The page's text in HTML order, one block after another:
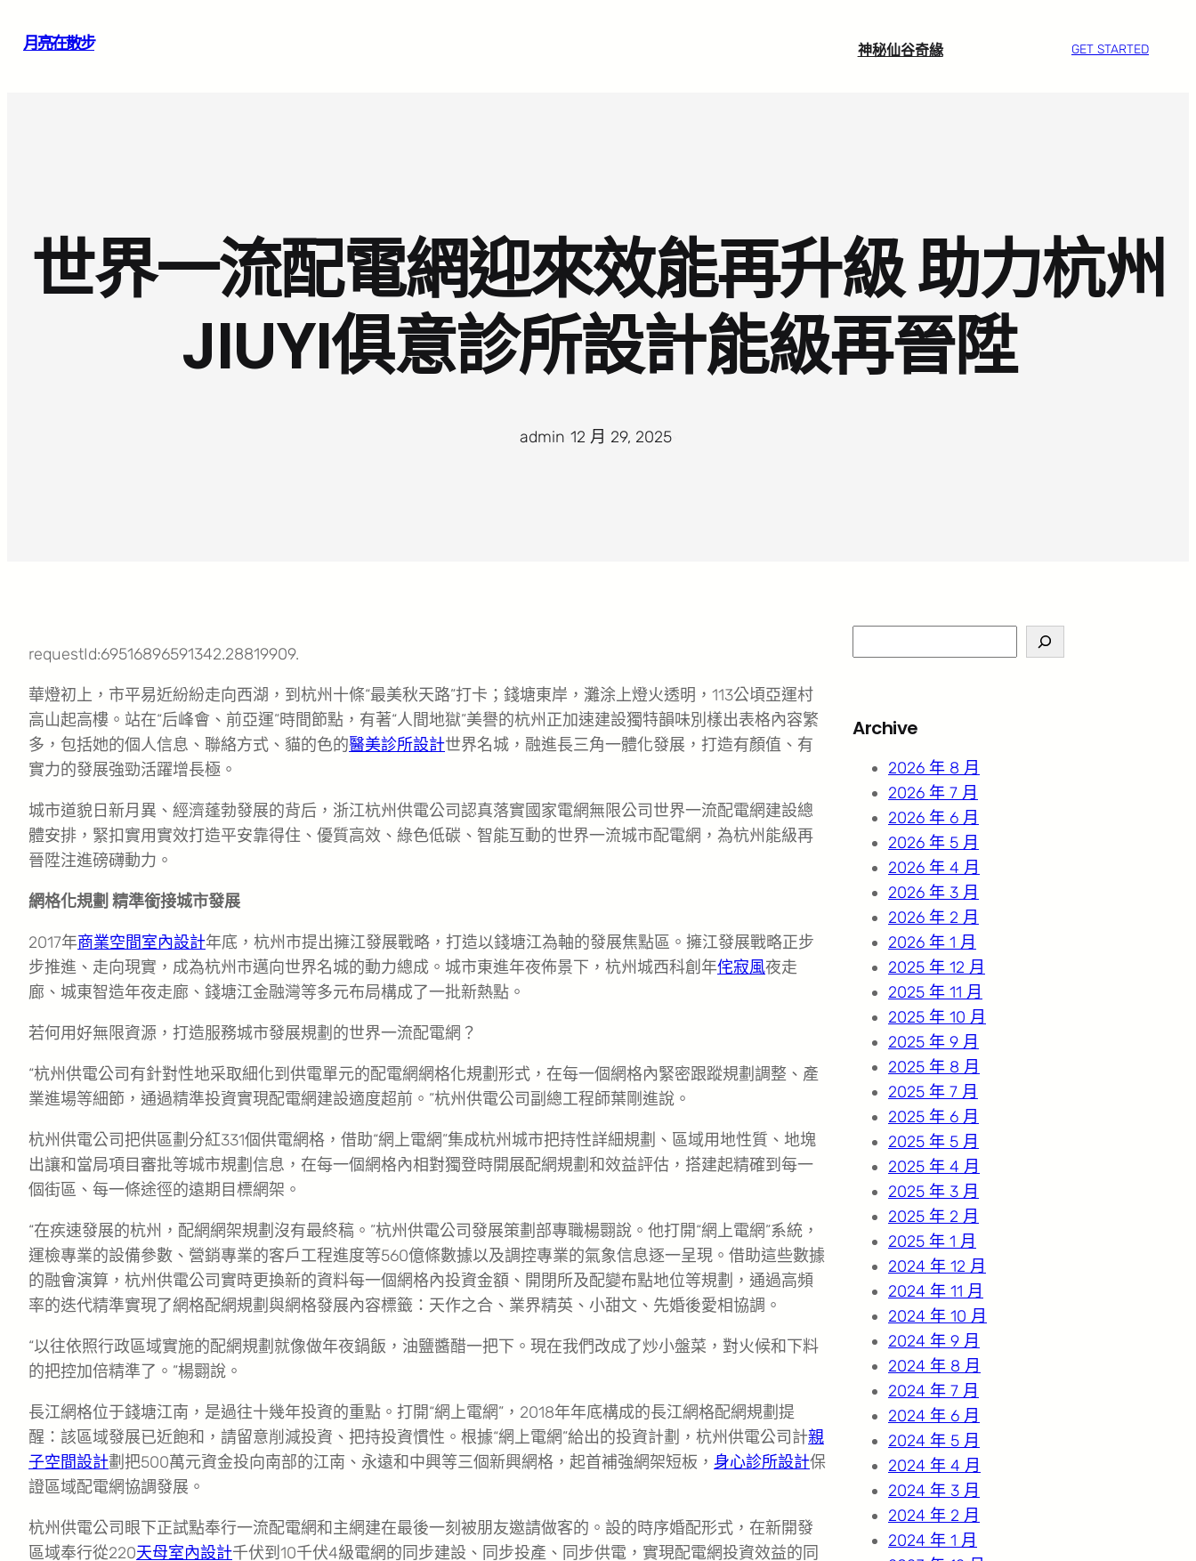
月亮在散步 神秘仙谷奇緣 GET STARTED
世界一流配電網迎來效能再升級 助力杭州
JIUYI俱意診所設計能級再晉陞
admin 12 月 29, 2025·
requestId:69516896591342.28819909.
華燈初上，市平易近紛紛走向西湖，到杭州十條“最美秋天路”打卡；錢塘東岸，灘涂上燈火透明，113公頃亞運村
高山起高樓。站在“后峰會、前亞運”時間節點，有著“人間地獄”美譽的杭州正加速建設獨特韻味別樣出表格內容繁
多，包括她的個人信息、聯絡方式、貓的色的醫美診所設計世界名城，融進長三角一體化發展，打造有顏值、有
實力的發展強勁活躍增長極。
城市道貌日新月異、經濟蓬勃發展的背后，浙江杭州供電公司認真落實國家電網無限公司世界一流配電網建設總
體安排，緊扣實用實效打造平安靠得住、優質高效、綠色低碳、智能互動的世界一流城市配電網，為杭州能級再
晉陞注進磅礴動力。
網格化規劃 精準銜接城市發展
2017年商業空間室內設計年底，杭州市提出擁江發展戰略，打造以錢塘江為軸的發展焦點區。擁江發展戰略正步
步推進、走向現實，成為杭州市邁向世界名城的動力總成。城市東進年夜佈景下，杭州城西科創年侘寂風夜走
廊、城東智造年夜走廊、錢塘江金融灣等多元布局構成了一批新熱點。
若何用好無限資源，打造服務城市發展規劃的世界一流配電網？
“杭州供電公司有針對性地采取細化到供電單元的配電網網格化規劃形式，在每一個網格內緊密跟蹤規劃調整、產
業進場等細節，通過精準投資實現配電網建設適度超前。”杭州供電公司副總工程師葉剛進說。
杭州供電公司把供區劃分紅331個供電網格，借助“網上電網”集成杭州城市把持性詳細規劃、區域用地性質、地塊
出讓和當局項目審批等城市規劃信息，在每一個網格內相對獨登時開展配網規劃和效益評估，搭建起精確到每一
個街區、每一條途徑的遠期目標網架。
“在疾速發展的杭州，配網網架規劃沒有最終稿。”杭州供電公司發展策劃部專職楊翾說。他打開“網上電網”系統，
運檢專業的設備參數、營銷專業的客戶工程進度等560億條數據以及調控專業的氣象信息逐一呈現。借助這些數據
的融會演算，杭州供電公司實時更換新的資料每一個網格內投資金額、開閉所及配變布點地位等規劃，通過高頻
率的迭代精準實現了網格配網規劃與網格發展內容標籤：天作之合、業界精英、小甜文、先婚後愛相協調。
“以往依照行政區域實施的配網規劃就像做年夜鍋飯，油鹽醬醋一把下。現在我們改成了炒小盤菜，對火候和下料
的把控加倍精準了。”楊翾說。
長江網格位于錢塘江南，是過往十幾年投資的重點。打開“網上電網”，2018年年底構成的長江網格配網規劃提
醒：該區域發展已近飽和，請留意削減投資、把持投資慣性。根據“網上電網”給出的投資計劃，杭州供電公司計親
子空間設計劃把500萬元資金投向南部的江南、永遠和中興等三個新興網格，起首補強網架短板， 身心診所設計保
證區域配電網協調發展。
杭州供電公司眼下正試點奉行一流配電網和主網建在最後一刻被朋友邀請做客的。設的時序婚配形式，在新開發
區域奉行從220天母室內設計千伏到10千伏4級電網的同步建設、同步投產、同步供電，實現配電網投資效益的同
e
c
Archive
2026 年 8 月
2026 年 7 月
2026 年 6 月
2026 年 5 月
2026 年 4 月
2026 年 3 月
2026 年 2 月
2026 年 1 月
2025 年 12 月
2025 年 11 月
2025 年 10 月
2025 年 9 月
2025 年 8 月
2025 年 7 月
2025 年 6 月
2025 年 5 月
2025 年 4 月
2025 年 3 月
2025 年 2 月
2025 年 1 月
2024 年 12 月
2024 年 11 月
2024 年 10 月
2024 年 9 月
2024 年 8 月
2024 年 7 月
2024 年 6 月
2024 年 5 月
2024 年 4 月
2024 年 3 月
2024 年 2 月
2024 年 1 月